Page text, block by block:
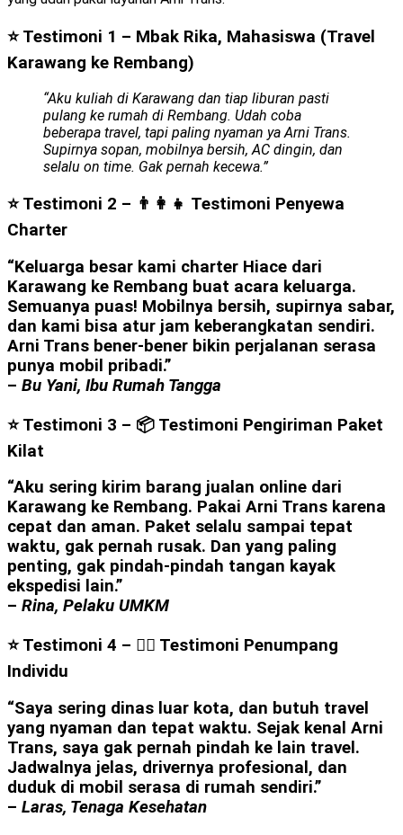
⭐ Testimoni 1 – Mbak Rika, Mahasiswa (Travel
Karawang ke Rembang)
“Aku kuliah di Karawang dan tiap liburan pasti
pulang ke rumah di Rembang. Udah coba
beberapa travel, tapi paling nyaman ya Arni Trans.
Supirnya sopan, mobilnya bersih, AC dingin, dan
selalu on time. Gak pernah kecewa.”
⭐ Testimoni 2 – 👨‍👩‍👧 Testimoni Penyewa
Charter
“Keluarga besar kami charter Hiace dari
Karawang ke Rembang buat acara keluarga.
Semuanya puas! Mobilnya bersih, supirnya sabar,
dan kami bisa atur jam keberangkatan sendiri.
Arni Trans bener-bener bikin perjalanan serasa
punya mobil pribadi.”
– Bu Yani, Ibu Rumah Tangga
⭐ Testimoni 3 – 📦 Testimoni Pengiriman Paket
Kilat
“Aku sering kirim barang jualan online dari
Karawang ke Rembang. Pakai Arni Trans karena
cepat dan aman. Paket selalu sampai tepat
waktu, gak pernah rusak. Dan yang paling
penting, gak pindah-pindah tangan kayak
ekspedisi lain.”
– Rina, Pelaku UMKM
⭐ Testimoni 4 – 👩‍⚕️ Testimoni Penumpang
Individu
“Saya sering dinas luar kota, dan butuh travel
yang nyaman dan tepat waktu. Sejak kenal Arni
Trans, saya gak pernah pindah ke lain travel.
Jadwalnya jelas, drivernya profesional, dan
duduk di mobil serasa di rumah sendiri.”
– Laras, Tenaga Kesehatan